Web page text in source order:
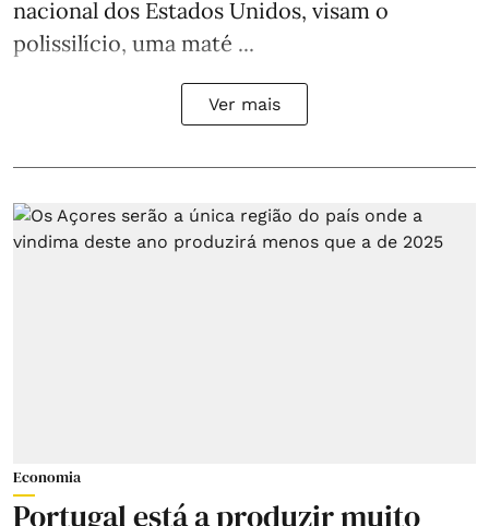
nacional dos Estados Unidos, visam o
polissilício, uma maté ...
Ver mais
Economia
Portugal está a produzir muito